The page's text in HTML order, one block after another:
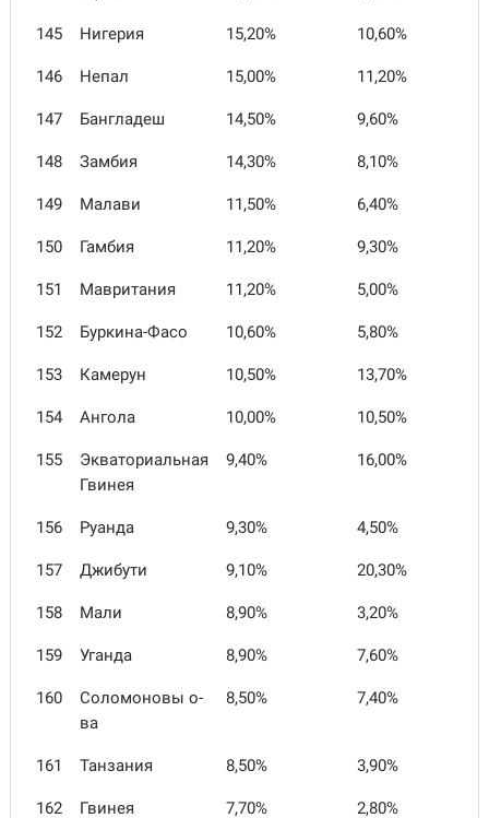
145 Нигерия 15,20% 10,60%
146 Непал 15,00% 11,20%
147 Бангладеш 14,50% 9,60%
148 Замбия 14,30% 8,10%
149 Малави 11,50% 6,40%
150 Гамбия 11,20% 9,30%
151 Мавритания 11,20% 5,00%
152 Буркина-Фасо 10,60% 5,80%
153 Камерун 10,50% 13,70%
154 Ангола 10,00% 10,50%
155
Экваториальная
Гвинея
9,40% 16,00%
156 Руанда 9,30% 4,50%
157 Джибути 9,10% 20,30%
158 Мали 8,90% 3,20%
159 Уганда 8,90% 7,60%
160
Соломоновы о-
ва
8,50% 7,40%
161 Танзания 8,50% 3,90%
162 Гвинея 7,70% 2,80%